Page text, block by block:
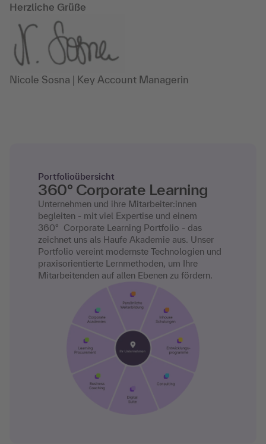
Herzliche Grüße
Nicole Sosna | Key Account Managerin
Portfolioübersicht
360° Corporate Learning
Unternehmen und ihre Mitarbeiter:innen
begleiten - mit viel Expertise und einem
360° Corporate Learning Portfolio - das
zeichnet uns als Haufe Akademie aus. Unser
Portfolio vereint modernste Technologien und
praxisorientierte Lernmethoden, um Ihre
Mitarbeitenden auf allen Ebenen zu fördern.